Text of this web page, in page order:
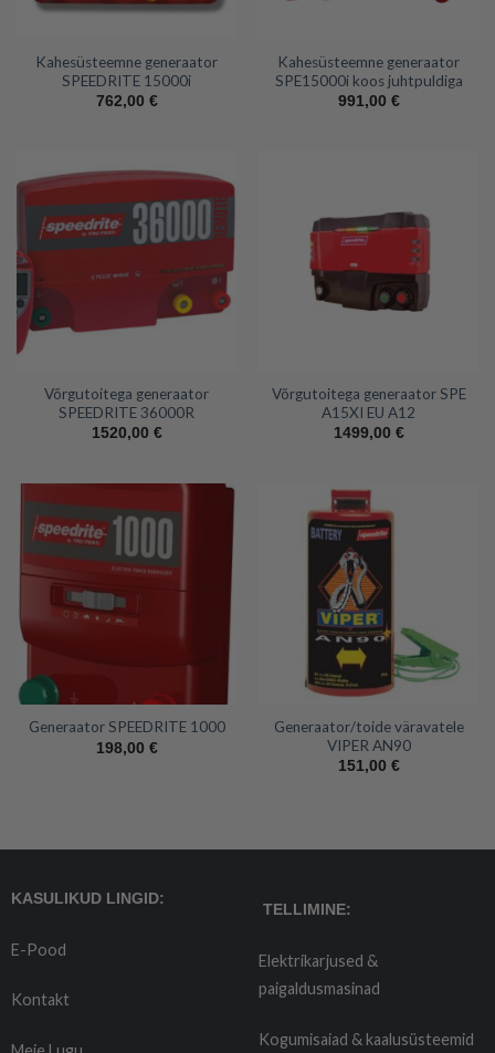
Kahesüsteemne generaator
SPEEDRITE 15000i
762,00 €
Kahesüsteemne generaator
SPE15000i koos juhtpuldiga
991,00 €
Võrgutoitega generaator
SPEEDRITE 36000R
1520,00 €
Võrgutoitega generaator SPE
A15XI EU A12
1499,00 €
Generaator SPEEDRITE 1000
198,00 €
Generaator/toide väravatele
VIPER AN90
151,00 €
KASULIKUD LINGID:
E-Pood
Kontakt
TELLIMINE:
Elektrikarjused &
paigaldusmasinad
Kogumisaiad & kaalusüsteemid